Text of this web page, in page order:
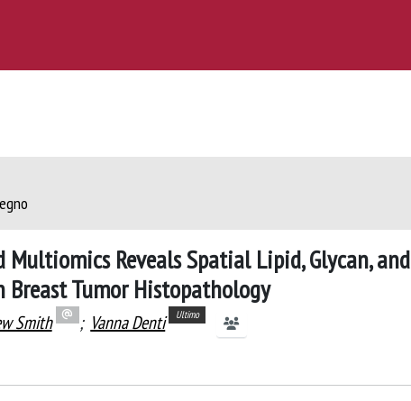
Multiomics Reveals Spatial Lipid, Glycan, and
Tumor Histopathology
Smith ; Vanna Denti Ultimo